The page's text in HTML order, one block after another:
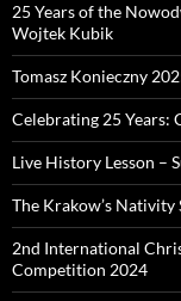
25 Years of the
Wojtek Kubik
Tomasz Konieczny
Celebrating 25 Years:
Live History Lesson –
The Krakow’s
2nd International
Competition 2024